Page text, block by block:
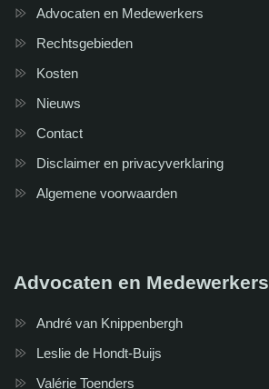
Advocaten en Medewerkers
Rechtsgebieden
Kosten
Nieuws
Contact
Disclaimer en privacyverklaring
Algemene voorwaarden
Advocaten en Medewerkers
André van Knippenbergh
Leslie de Hondt-Buijs
Valérie Toenders